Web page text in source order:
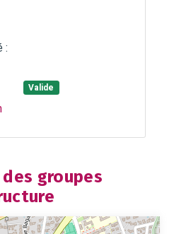
:
Valide
groupes